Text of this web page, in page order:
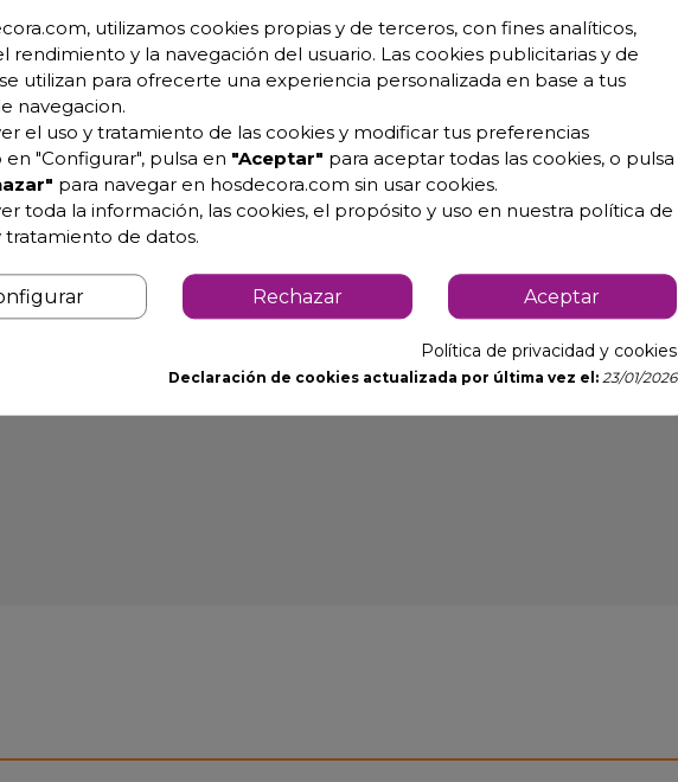
97-MOA
utilizamos cookies propias y de terceros, con fines analíticos,
rendimiento y la navegación del usuario. Las cookies publicitarias y de
utilizan para ofrecerte una experiencia personalizada en base a tus
navegacion.
el uso y tratamiento de las cookies y modificar tus preferencias
"Configurar", pulsa en "Aceptar" para aceptar todas las cookies, o pulsa
para navegar en hosdecora.com sin usar cookies.
toda la información, las cookies, el propósito y uso en nuestra política de
tratamiento de datos.
Rechazar Aceptar
Política de privacidad y cookies
Declaración de cookies actualizada por última vez el: 23/01/2026